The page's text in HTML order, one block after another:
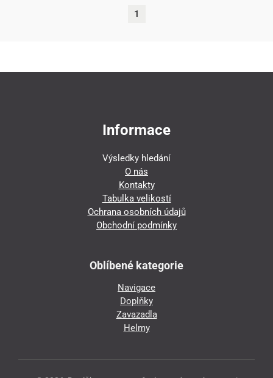
1
Informace
Výsledky hledání
O nás
Kontakty
Tabulka velikostí
Ochrana osobních údajů
Obchodní podmínky
Oblíbené kategorie
Navigace
Doplňky
Zavazadla
Helmy